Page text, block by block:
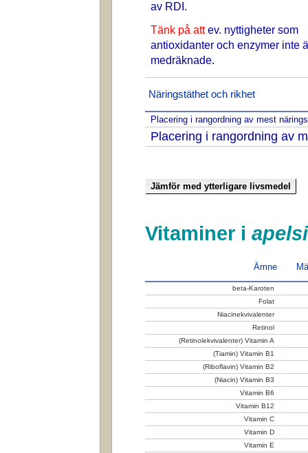
av RDI.
Tänk på attev. nyttigheter som
antioxidanter och enzymer inte
medräknade.
Näringstäthet och rikhet
Placering i rangordning av mest
Placering i rangordning av
Vitaminer i
Ämne
beta-Karoten
Folat
Niacinekvivalenter
Retinol
(Retinolekvivalenter) Vitamin A
(Tiamin) Vitamin B1
(Riboflavin) Vitamin B2
(Niacin) Vitamin B3
Vitamin B6
Vitamin B12
Vitamin C
Vitamin D
Vitamin E